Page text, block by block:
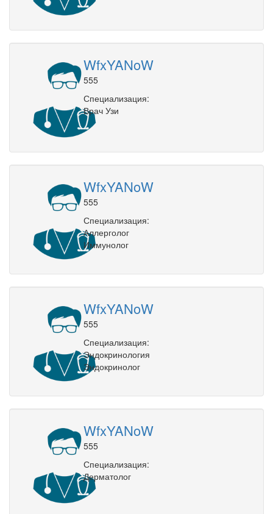
WfxYANoW
555
Специализация:
Врач Узи
WfxYANoW
555
Специализация:
Аллерголог
Иммунолог
WfxYANoW
555
Специализация:
Эндокринология
Эндокринолог
WfxYANoW
555
Специализация:
Дерматолог